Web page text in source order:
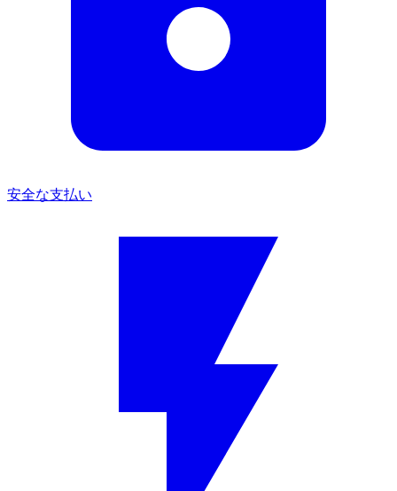
安全な支払い